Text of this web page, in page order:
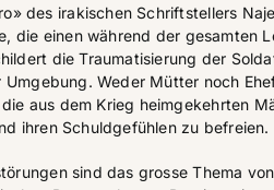
des irakischen Schriftstellers
die einen während der gesamten
die Traumatisierung der
Weder Mütter noch
aus dem Krieg heimgekehrten
ihren Schuldgefühlen zu befreien.
sind das grosse Thema von